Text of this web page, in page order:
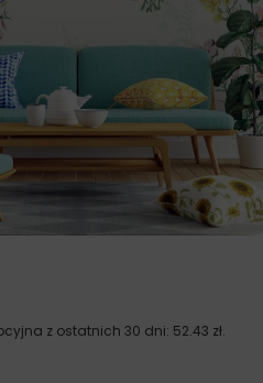
z ostatnich 30 dni: 52.43 zł.